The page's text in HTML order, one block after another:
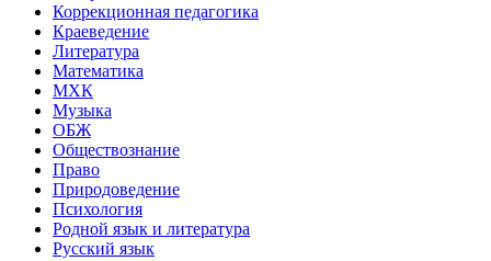
Коррекционная педагогика
Краеведение
Литература
Математика
МХК
Музыка
ОБЖ
Обществознание
Право
Природоведение
Психология
Родной язык и литература
Русский язык